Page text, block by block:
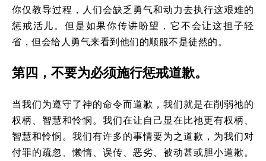
你仅教导过程，人们会缺乏勇气和动力去执行这艰难的
惩戒活儿。但是如果你传讲盼望，它不会让这担子轻
省，但会给人勇气来看到他们的顺服不是徒然的。
第四，不要为必须施行惩戒道歉。
当我们为遵守了神的命令而道歉，我们就是在削弱祂的
权柄、智慧和怜悯。我们在让自己显在比祂更有权柄、
智慧和怜悯。我们有许多的事情要为之道歉，为我们对
付罪的疏忽、懒惰、误传、恶劣、被动甚或胆小道歉。